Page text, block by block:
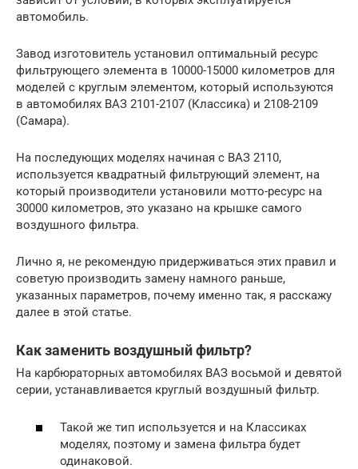
автомобиль.
Завод изготовитель установил оптимальный ресурс
фильтрующего элемента в 10000-15000 километров для
моделей с круглым элементом, который используются
в автомобилях ВАЗ 2101-2107 (Классика) и 2108-2109
(Самара).
На последующих моделях начиная с ВАЗ 2110,
используется квадратный фильтрующий элемент, на
который производители установили мотто-ресурс на
30000 километров, это указано на крышке самого
воздушного фильтра.
Лично я, не рекомендую придерживаться этих правил и
советую производить замену намного раньше,
указанных параметров, почему именно так, я расскажу
далее в этой статье.
Как заменить воздушный фильтр?
На карбюраторных автомобилях ВАЗ восьмой и девятой
серии, устанавливается круглый воздушный фильтр.
Такой же тип используется и на Классиках
моделях, поэтому и замена фильтра будет
одинаковой.